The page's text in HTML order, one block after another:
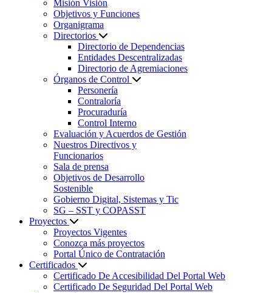
Misión Visión
Objetivos y Funciones
Organigrama
Directorios
Directorio de Dependencias
Entidades Descentralizadas
Directorio de Agremiaciones
Órganos de Control
Personería
Contraloría
Procuraduría
Control Interno
Evaluación y Acuerdos de Gestión
Nuestros Directivos y
Funcionarios
Sala de prensa
Objetivos de Desarrollo
Sostenible
Gobierno Digital, Sistemas y Tic
SG – SST y COPASST
Proyectos
Proyectos Vigentes
Conozca más proyectos
Portal Único de Contratación
Certificados
Certificado De Accesibilidad Del Portal Web
Certificado De Seguridad Del Portal Web